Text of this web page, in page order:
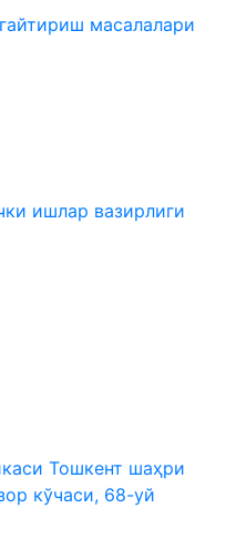
масалалари
ишлар вазирлиги
Тошкент шаҳри
кўчаси, 68-уй